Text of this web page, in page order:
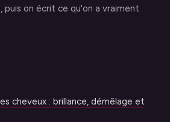
puis on écrit ce qu'on a vraiment
cheveux : brillance, démêlage et